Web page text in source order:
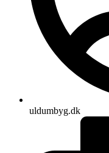
uldumbyg.dk